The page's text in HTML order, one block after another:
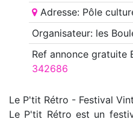
Adresse: Pôle
Organisateur: les
Ref annoncegratuite
342686
Le P'tit Rétro - Festival
Le P'tit Rétro est un